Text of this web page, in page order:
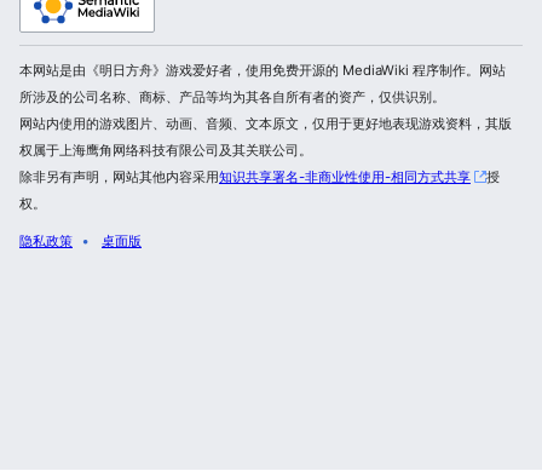
本网站是由《明日方舟》游戏爱好者，使用免费开源的 MediaWiki 程序制作。网站
所涉及的公司名称、商标、产品等均为其各自所有者的资产，仅供识别。
网站内使用的游戏图片、动画、音频、文本原文，仅用于更好地表现游戏资料，其版
权属于上海鹰角网络科技有限公司及其关联公司。
除非另有声明，网站其他内容采用知识共享署名-非商业性使用-相同方式共享
授
权。
隐私政策 桌面版